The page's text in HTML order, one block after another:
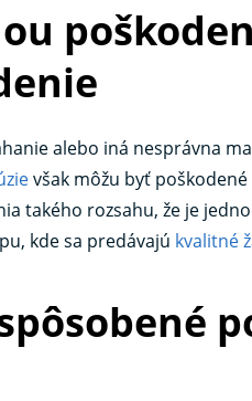
alebo iná nesprávna
však môžu byť
takého rozsahu, že je
kde sa predávajú kvalitné